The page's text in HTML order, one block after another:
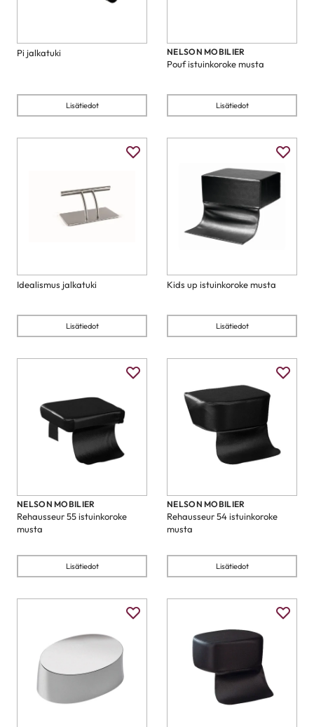
Pi jalkatuki
Lisätiedot
NELSON MOBILIER
Pouf istuinkoroke musta
Lisätiedot
Idealismus jalkatuki
Lisätiedot
Kids up istuinkoroke musta
Lisätiedot
NELSON MOBILIER
Rehausseur 55 istuinkoroke
musta
Lisätiedot
NELSON MOBILIER
Rehausseur 54 istuinkoroke
musta
Lisätiedot